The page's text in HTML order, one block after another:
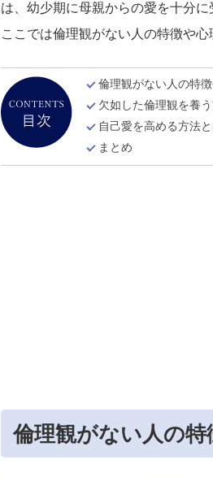
は、幼少期に母親からの愛を十分
ここでは倫理観がない人の特徴や
倫理観がない人の特
欠如した倫理観を養
自己愛を高める方法と
まとめ
倫理観がない人の特